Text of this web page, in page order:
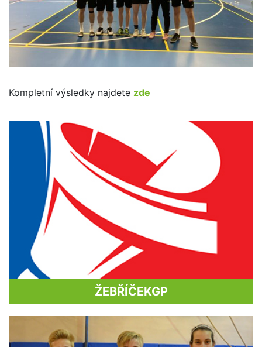
Kompletní výsledky najdete zde
ŽEBŘÍČEKGP